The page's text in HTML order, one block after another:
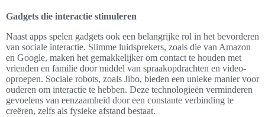
Gadgets die interactie stimuleren
Naast apps spelen gadgets ook een belangrijke rol in het bevorderen
van sociale interactie. Slimme luidsprekers, zoals die van Amazon
en Google, maken het gemakkelijker om contact te houden met
vrienden en familie door middel van spraakopdrachten en video-
oproepen. Sociale robots, zoals Jibo, bieden een unieke manier voor
ouderen om interactie te hebben. Deze technologieën verminderen
gevoelens van eenzaamheid door een constante verbinding te
creëren, zelfs als fysieke afstand bestaat.